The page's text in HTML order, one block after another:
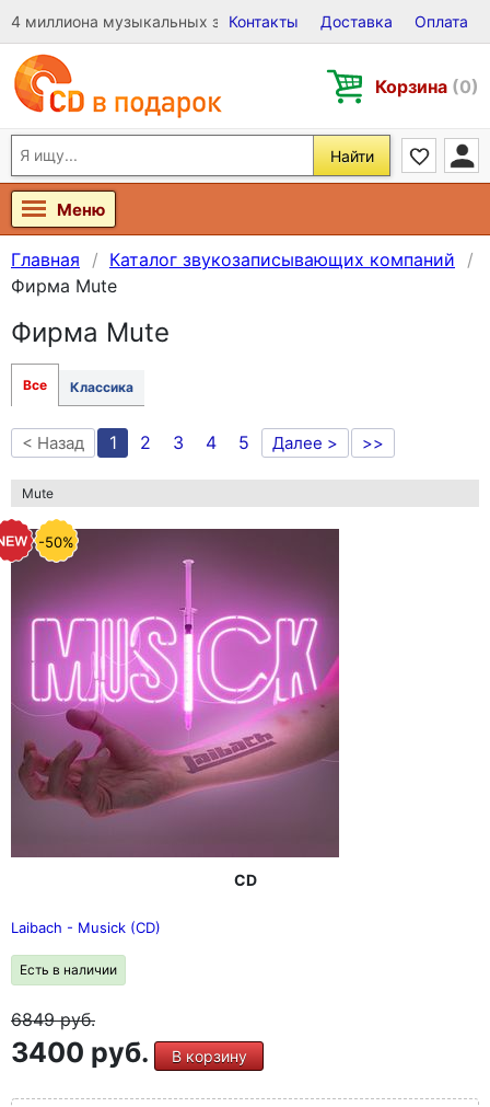
4 миллиона музыкальных записей на Виниле, CD и DVD
Контакты Доставка Оплата
Корзина (0)
Найти
Меню
Главная
Каталог звукозаписывающих компаний
Фирма Mute
Фирма Mute
Все Классика
< Назад 1 2 3 4 5 Далее > >>
Mute
-50%
CD
Laibach - Musick (CD)
Есть в наличии
6849руб.
3400 руб. В корзину